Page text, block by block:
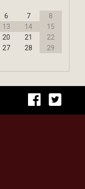
6 7
8
13 14
15
20 21
22
27 28
29